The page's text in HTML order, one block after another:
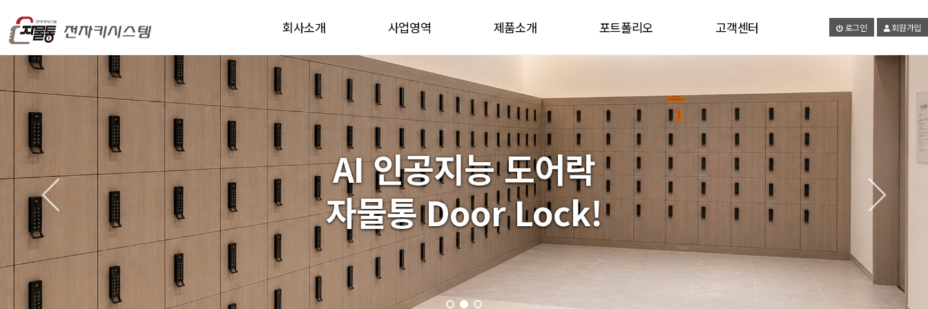
회사소개
인사말
오시는 길
사업영역
사업영역
제품소개
기타제품
포트폴리오
유튜브
고객센터
온라인문의
자료실
로그인 회원가입
AI 인공지능 도어락
자물통 Door Lock!